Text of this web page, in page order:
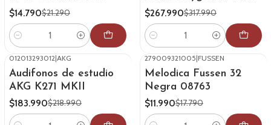
$14.790$21.290
Cantidad
$267.990$317.990
Cantidad
-16%OFF
012013293012|AKG
Audifonos de estudio
AKG K271 MKII
$183.990$218.990
-33%OFF
279009321005|FUSSEN
Melodica Fussen 32
Negra 08763
$11.990$17.790